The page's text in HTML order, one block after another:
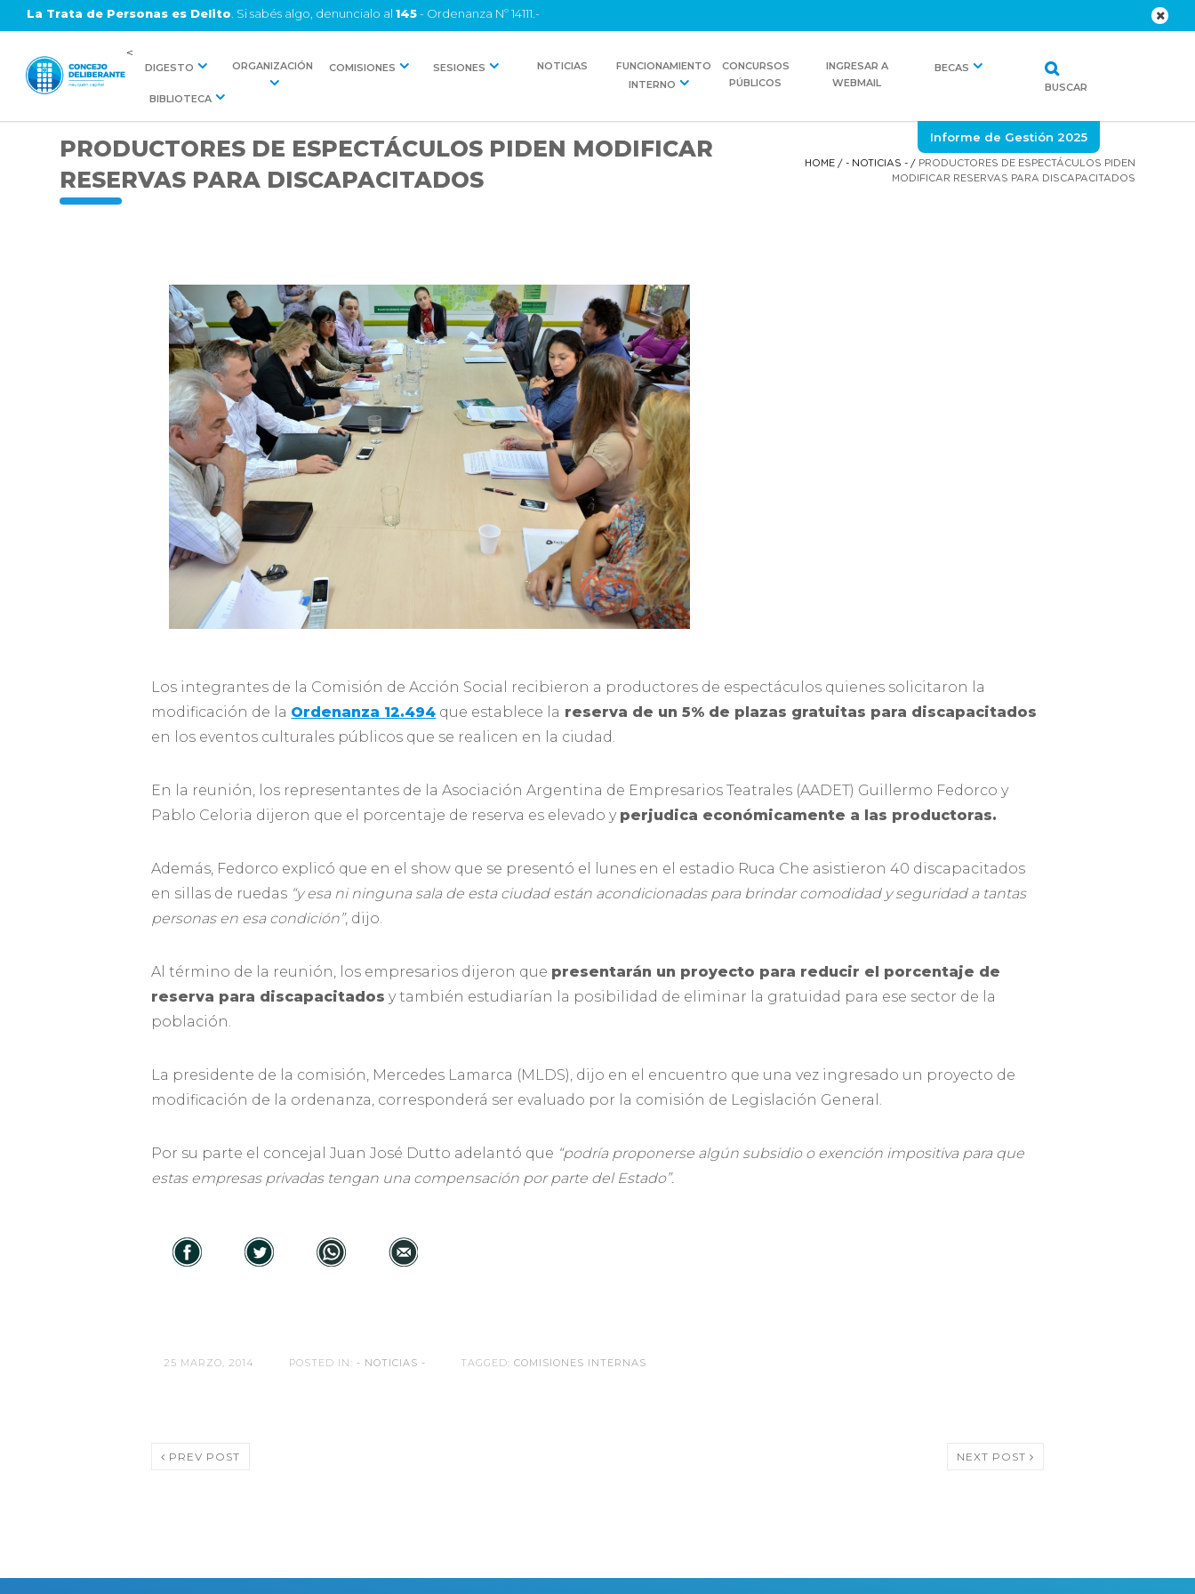
La Trata de Personas es Delito . Si sabés algo, denuncialo al 145- Ordenanza Nº 14111.-
<
DIGESTO ORGANIZACIÓN COMISIONES SESIONES NOTICIAS
FUNCIONAMIENTO
INTERNO
CONCURSOS
PÚBLICOS
INGRESAR A
WEBMAIL
BECAS
BIBLIOTECA
BUSCAR
Informe de Gestión 2025
PRODUCTORES DE ESPECTÁCULOS PIDEN MODIFICAR
RESERVAS PARA DISCAPACITADOS
HOME/ - NOTICIAS -/ PRODUCTORES DE ESPECTÁCULOS PIDEN
MODIFICAR RESERVAS PARA DISCAPACITADOS
Los integrantes de la Comisión de Acción Social recibieron a productores de espectáculos quienes solicitaron la
modificación de la Ordenanza 12.494 que establece la reserva de un 5% de plazas gratuitas para discapacitados
en los eventos culturales públicos que se realicen en la ciudad.
En la reunión, los representantes de la Asociación Argentina de Empresarios Teatrales (AADET) Guillermo Fedorco y
Pablo Celoria dijeron que el porcentaje de reserva es elevado y perjudica económicamente a las productoras.
Además, Fedorco explicó que en el show que se presentó el lunes en el estadio Ruca Che asistieron 40 discapacitados
en sillas de ruedas “y esa ni ninguna sala de esta ciudad están acondicionadas para brindar comodidad y seguridad a tantas
personas en esa condición”, dijo.
Al término de la reunión, los empresarios dijeron que presentarán un proyecto para reducir el porcentaje de
reserva para discapacitados y también estudiarían la posibilidad de eliminar la gratuidad para ese sector de la
población.
La presidente de la comisión, Mercedes Lamarca (MLDS), dijo en el encuentro que una vez ingresado un proyecto de
modificación de la ordenanza, corresponderá ser evaluado por la comisión de Legislación General.
Por su parte el concejal Juan José Dutto adelantó que “podría proponerse algún subsidio o exención impositiva para que
estas empresas privadas tengan una compensación por parte del Estado”.
25 MARZO, 2014 POSTED IN: - NOTICIAS - TAGGED:COMISIONES INTERNAS
PREV POST NEXT POST